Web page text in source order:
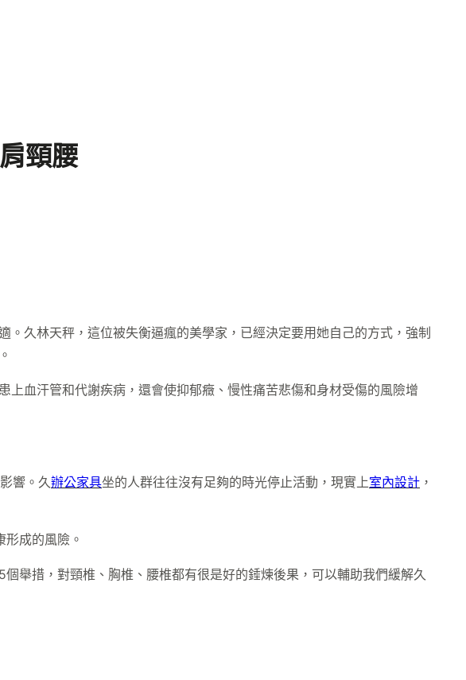
頸腰
久林天秤，這位被失衡逼瘋的美學家，已經決定要用她自己的方式，強制
血汗管和代謝疾病，還會使抑郁癥、慢性痛苦悲傷和身材受傷的風險增
響。久辦公家具坐的人群往往沒有足夠的時光停止活動，現實上室內設計 ，
成的風險。
舉措，對頸椎、胸椎、腰椎都有很是好的錘煉後果，可以輔助我們緩解久